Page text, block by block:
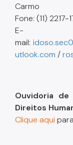
Carmo
Fone: (11) 2217-
E-
mail:
utlook.com /
Ouvidoria
Direitos
Clique aqui